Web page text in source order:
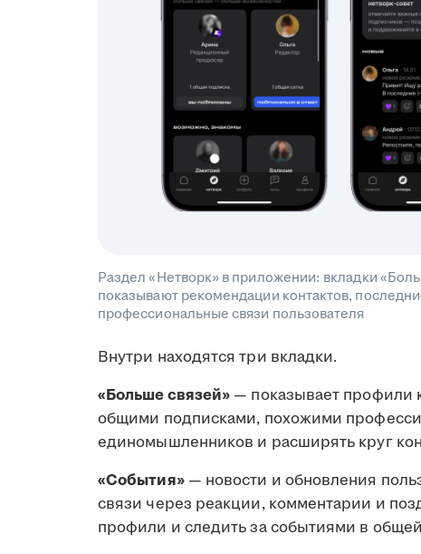
Раздел «Нетворк» в приложении: вкладки
показывают рекомендации контактов,
профессиональные связи пользователя
Внутри находятся три вкладки.
«Больше связей» — показывает профили
общими подписками, похожими
единомышленников и расширять круг
«События»— новости и обновления
связи через реакции, комментарии и
профили и следить за событиями в